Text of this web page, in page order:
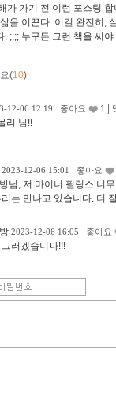
가 가기 전 이런 포스팅 합
을 이끈다. 이걸 완전히,
. ;;;; 누구든 그런 책을 써야
(10)
12-06 12:19 좋아요 1
리 님!!
2023-12-06 15:01 좋아요
님, 저 마이너 필링스 너
는 만나고 있습니다. 더
2023-12-06 16:05 좋아요
그러겠습니다!!!